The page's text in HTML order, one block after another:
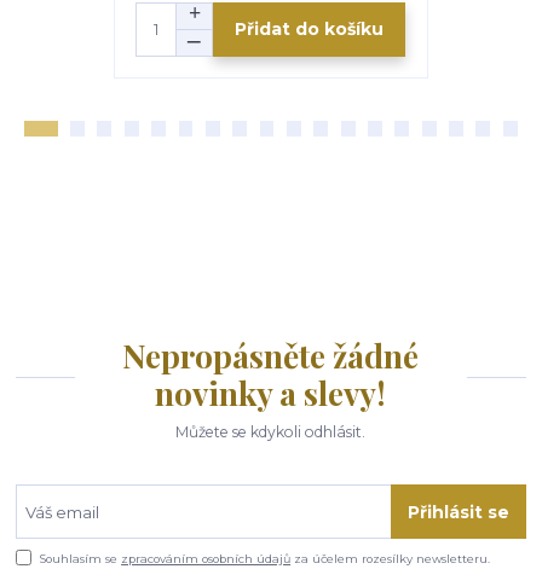
Přidat do košíku
Nepropásněte žádné
novinky a slevy!
Můžete se kdykoli odhlásit.
Přihlásit se
Souhlasím se zpracováním osobních údajů za účelem rozesílky newsletteru.